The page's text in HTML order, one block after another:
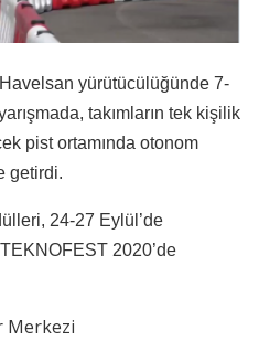
yürütücülüğünde 7-
takımların tek kişilik
pist ortamında otonom
getirdi.
24-27 Eylül’de
2020’de
Merkezi